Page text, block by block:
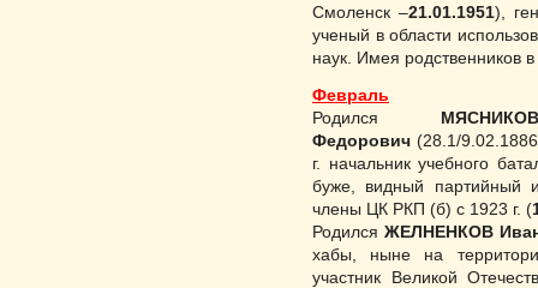
Смоленск –21.01.1951),
ученый в области
наук. Имея родственников
Февраль
Родился
Федорович (28.1/
г. на­чальник учебного
буже, видный партийный
члены ЦК РКП (б) с 1923 г. (
Родился ЖЕЛНЕНКОВ
ха­бы, ныне на
участник Великой